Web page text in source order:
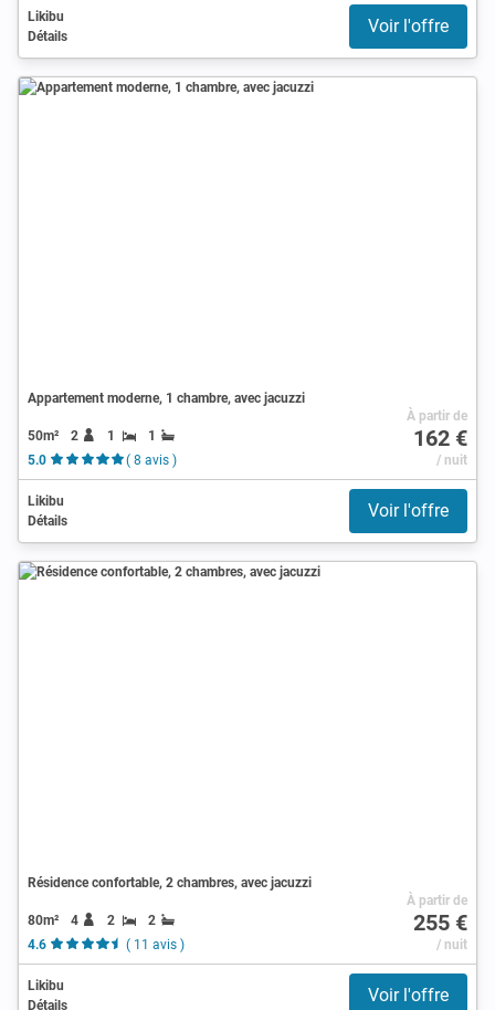
Likibu
Détails
Voir l'offre
Appartement moderne, 1 chambre, avec jacuzzi
50m² 2 1
1
5.0
( 8 avis )
À partir de
162 €
/ nuit
Likibu
Détails
Voir l'offre
Résidence confortable, 2 chambres, avec jacuzzi
80m² 4 2
2
4.6
( 11 avis )
À partir de
255 €
/ nuit
Likibu
Détails
Voir l'offre